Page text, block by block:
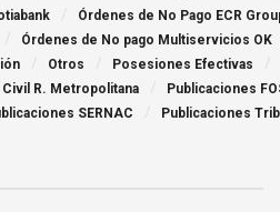
Órdenes de No Pago ECR
Órdenes de No pago Multiservicios OK
Otros
Posesiones Efectivas
R. Metropolitana
Publicaciones
SERNAC Publicaciones